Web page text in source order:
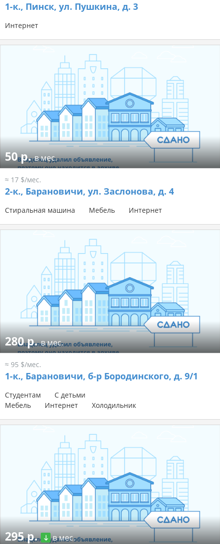
1-к., Пинск, ул. Пушкина, д. 3
Интернет
50 р.в мес.
≈ 17 $/мес.
2-к., Барановичи, ул. Заслонова, д. 4
Стиральная машина Мебель Интернет
280 р.в мес.
≈ 95 $/мес.
1-к., Барановичи, б-р Бородинского, д. 9/1
Студентам
С детьми
Мебель
Интернет Холодильник
295 р. в мес.